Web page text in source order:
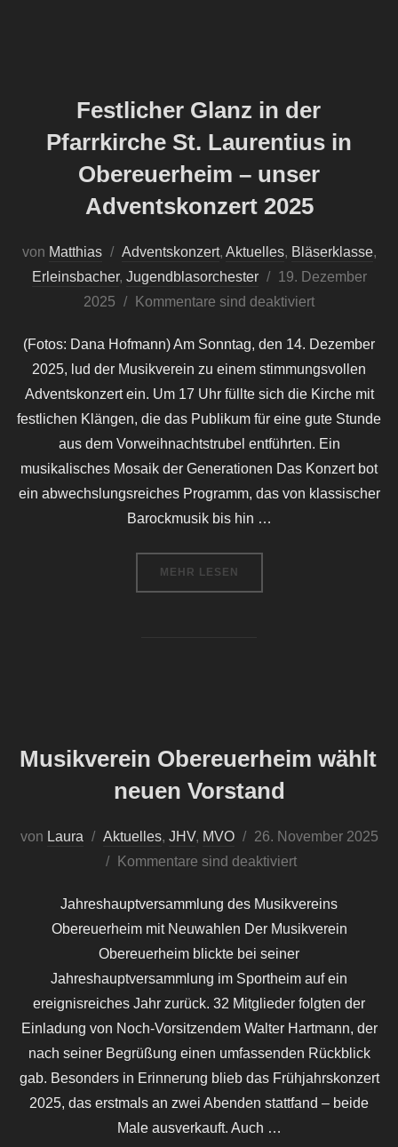
Festlicher Glanz in der
Pfarrkirche St. Laurentius in
Obereuerheim – unser
Adventskonzert 2025
von Matthias Adventskonzert, Aktuelles, Bläserklasse,
Erleinsbacher, Jugendblasorchester
Veröffentlicht
am
19. Dezember
2025
Kommentare sind deaktiviert
(Fotos: Dana Hofmann) Am Sonntag, den 14. Dezember
2025, lud der Musikverein zu einem stimmungsvollen
Adventskonzert ein. Um 17 Uhr füllte sich die Kirche mit
festlichen Klängen, die das Publikum für eine gute Stunde
aus dem Vorweihnachtstrubel entführten. Ein
musikalisches Mosaik der Generationen Das Konzert bot
ein abwechslungsreiches Programm, das von klassischer
Barockmusik bis hin …
MEHR ÜBER „FESTLICHER GLANZ IN
LESEN
Musikverein Obereuerheim wählt
neuen Vorstand
von Laura Aktuelles, JHV, MVO
Veröffentlicht
am
26. November 2025
Kommentare sind deaktiviert
Jahreshauptversammlung des Musikvereins
Obereuerheim mit Neuwahlen Der Musikverein
Obereuerheim blickte bei seiner
Jahreshauptversammlung im Sportheim auf ein
ereignisreiches Jahr zurück. 32 Mitglieder folgten der
Einladung von Noch-Vorsitzendem Walter Hartmann, der
nach seiner Begrüßung einen umfassenden Rückblick
gab. Besonders in Erinnerung blieb das Frühjahrskonzert
2025, das erstmals an zwei Abenden stattfand – beide
Male ausverkauft. Auch …